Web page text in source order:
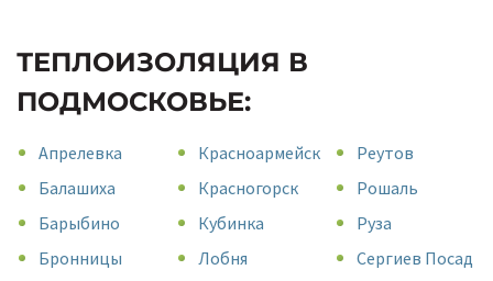
ТЕПЛОИЗОЛЯЦИЯ В
ПОДМОСКОВЬЕ:
Апрелевка
Балашиха
Барыбино
Бронницы
Красноармейск
Красногорск
Кубинка
Лобня
Реутов
Рошаль
Руза
Сергиев Посад